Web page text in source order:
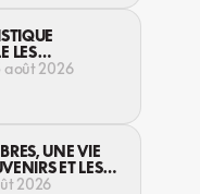
LES
LES
août 2026
UNE VIE
ET LES
HABITANT·ES
2026